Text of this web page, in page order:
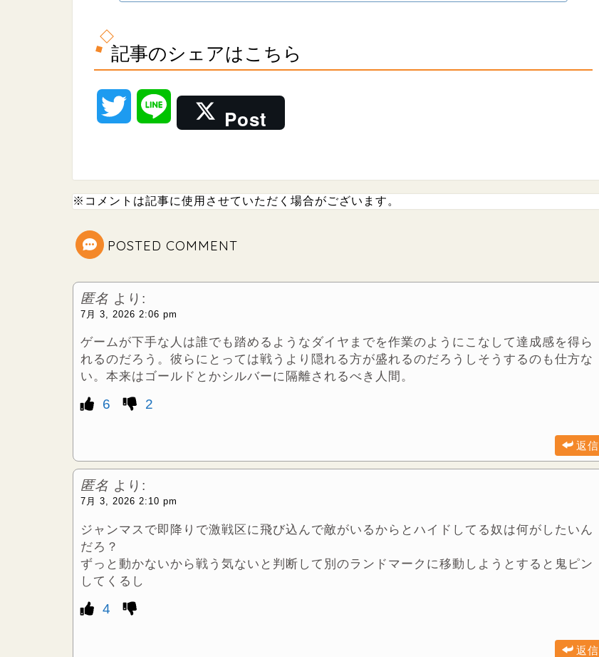
記事のシェアはこちら
t
t
r
e
Post
※コメントは記事に使用させていただく場合がございます。
POSTED COMMENT
匿名 より:
7月 3, 2026 2:06 pm
ゲームが下手な人は誰でも踏めるようなダイヤまでを作業のようにこなして達成感を得ら
れるのだろう。彼らにとっては戦うより隠れる方が盛れるのだろうしそうするのも仕方な
い。本来はゴールドとかシルバーに隔離されるべき人間。
6 2
返信
匿名 より:
7月 3, 2026 2:10 pm
ジャンマスで即降りで激戦区に飛び込んで敵がいるからとハイドしてる奴は何がしたいん
だろ？
ずっと動かないから戦う気ないと判断して別のランドマークに移動しようとすると鬼ピン
してくるし
4
返信